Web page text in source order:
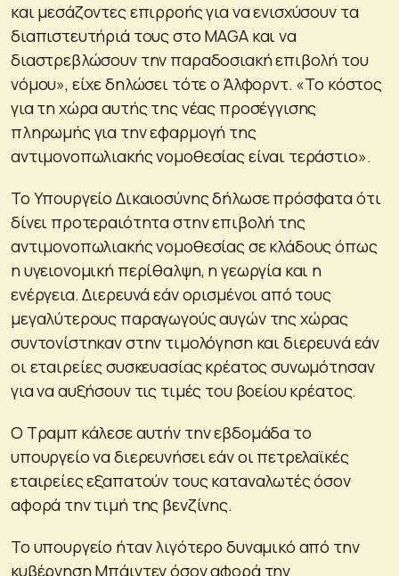
και μεσάζοντες επιρροής για να ενισχύσουν τα
διαπιστευτήριά τους στο MAGA και να
διαστρεβλώσουν την παραδοσιακή επιβολή του
νόμου», είχε δηλώσει τότε ο Άλφορντ. «Το κόστος
για τη χώρα αυτής της νέας προσέγγισης
πληρωμής για την εφαρμογή της
αντιμονοπωλιακής νομοθεσίας είναι τεράστιο».
Το Υπουργείο Δικαιοσύνης δήλωσε πρόσφατα ότι
δίνει προτεραιότητα στην επιβολή της
αντιμονοπωλιακής νομοθεσίας σε κλάδους όπως
η υγειονομική περίθαλψη, η γεωργία και η
ενέργεια. Διερευνά εάν ορισμένοι από τους
μεγαλύτερους παραγωγούς αυγών της χώρας
συντονίστηκαν στην τιμολόγηση και διερευνά εάν
οι εταιρείες συσκευασίας κρέατος συνωμότησαν
για να αυξήσουν τις τιμές του βοείου κρέατος.
Ο Τραμπ κάλεσε αυτήν την εβδομάδα το
υπουργείο να διερευνήσει εάν οι πετρελαϊκές
εταιρείες εξαπατούν τους καταναλωτές όσον
αφορά την τιμή της βενζίνης.
Το υπουργείο ήταν λιγότερο δυναμικό από την
κυβέρνηση Μπάιντεν όσον αφορά την